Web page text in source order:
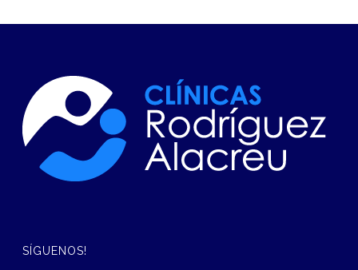
SÍGUENOS!